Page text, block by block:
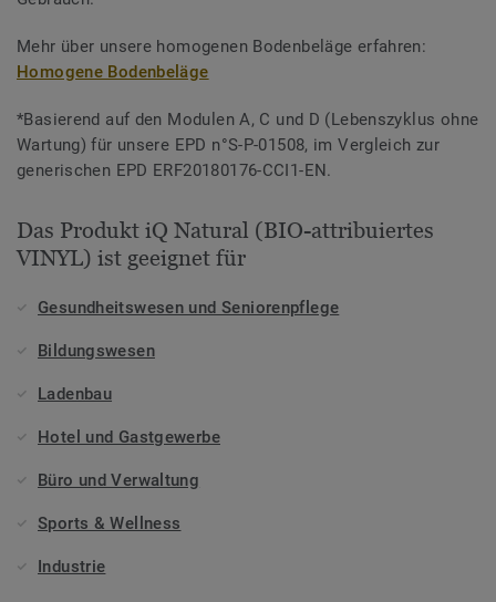
Mehr über unsere homogenen Bodenbeläge erfahren:
Homogene Bodenbeläge
*Basierend auf den Modulen A, C und D (Lebenszyklus ohne
Wartung) für unsere EPD n°S-P-01508, im Vergleich zur
generischen EPD ERF20180176-CCI1-EN.
Das Produkt iQ Natural (BIO-attribuiertes
VINYL) ist geeignet für
Gesundheitswesen und Seniorenpflege
Bildungswesen
Ladenbau
Hotel und Gastgewerbe
Büro und Verwaltung
Sports & Wellness
Industrie